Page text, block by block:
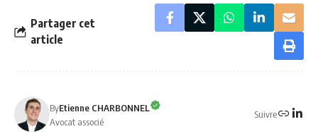
Partager cet
article
ByEtienne CHARBONNEL
Avocat associé
Suivre